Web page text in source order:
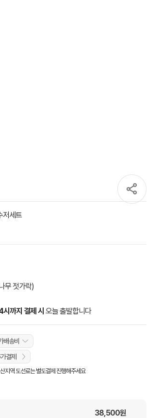
저세트
무 젓가락)
까지 결제 시 오늘 출발합니다
배송비
결제
지역 도선료는 별도결제 진행해주세요
38,500원